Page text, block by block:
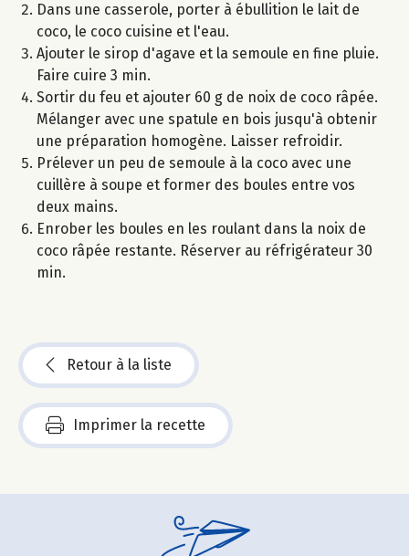
Dans une casserole, porter à ébullition le lait de
coco, le coco cuisine et l'eau.
Ajouter le sirop d'agave et la semoule en fine pluie.
Faire cuire 3 min.
Sortir du feu et ajouter 60 g de noix de coco râpée.
Mélanger avec une spatule en bois jusqu'à obtenir
une préparation homogène. Laisser refroidir.
Prélever un peu de semoule à la coco avec une
cuillère à soupe et former des boules entre vos
deux mains.
Enrober les boules en les roulant dans la noix de
coco râpée restante. Réserver au réfrigérateur 30
min.
Retour à la liste
Imprimer la recette